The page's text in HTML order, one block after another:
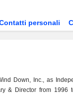
personali
Down, Inc., as
& Director from